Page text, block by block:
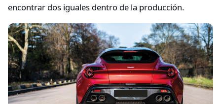
encontrar dos iguales dentro de la producción.